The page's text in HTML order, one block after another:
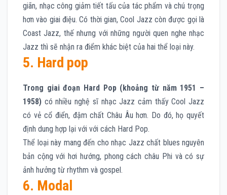
giãn, nhạc công giảm tiết tấu của tác phẩm và chú trọng
hơn vào giai điệu. Có thời gian, Cool Jazz còn được gọi là
Coast Jazz, thế nhưng với những người quen nghe nhạc
Jazz thì sẽ nhận ra điểm khác biệt của hai thể loại này.
5. Hard pop
Trong giai đoạn Hard Pop (khoảng từ năm 1951 –
1958) có nhiều nghệ sĩ nhạc Jazz cảm thấy Cool Jazz
có vẻ cổ điển, đậm chất Châu Âu hơn. Do đó, họ quyết
định dung hợp lại với với cách Hard Pop.
Thể loại này mang đến cho nhạc Jazz chất blues nguyên
bản cộng với hơi hướng, phong cách châu Phi và có sự
ảnh hưởng từ rhythm và gospel.
6. Modal